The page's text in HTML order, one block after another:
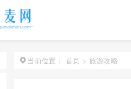
当前位置： 首页 > 旅游攻略